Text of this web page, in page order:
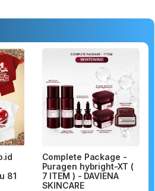
81
Complete Package -
Puragen hybright-XT (
7 ITEM ) - DAVIENA
SKINCARE